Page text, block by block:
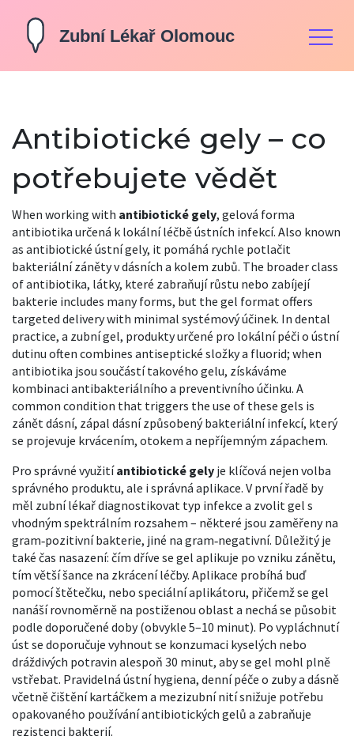
Antibiotické gely – co
potřebujete vědět
When working with antibiotické gely, gelová forma
antibiotika určená k lokální léčbě ústních infekcí. Also known
as antibiotické ústní gely, it pomáhá rychle potlačit
bakteriální záněty v dásních a kolem zubů. The broader class
ofantibiotika, látky, které zabraňují růstu nebo zabíjejí
bakterie includes many forms, but the gel format offers
targeted delivery with minimal systémový účinek. In dental
practice, a zubní gel, produkty určené pro lokální péči o ústní
dutinu often combines antiseptické složky a fluorid; when
antibiotika jsou součástí takového gelu, získáváme
kombinaci antibakteriálního a preventivního účinku. A
common condition that triggers the use of these gels is
zánět dásní, zápal dásní způsobený bakteriální infekcí, který
se projevuje krvácením, otokem a nepříjemným zápachem.
Pro správné využitíantibiotické gely je klíčová nejen volba
správného produktu, ale i správná aplikace. V první řadě by
měl zubní lékař diagnostikovat typ infekce a zvolit gel s
vhodným spektrálním rozsahem – některé jsou zaměřeny na
gram‑pozitivní bakterie, jiné na gram‑negativní. Důležitý je
také čas nasazení: čím dříve se gel aplikuje po vzniku zánětu,
tím větší šance na zkrácení léčby. Aplikace probíhá buď
pomocí štětečku, nebo speciální aplikátoru, přičemž se gel
nanáší rovnoměrně na postiženou oblast a nechá se působit
podle doporučené doby (obvykle 5–10 minut). Po vypláchnutí
úst se doporučuje vyhnout se konzumaci kyselých nebo
dráždivých potravin alespoň 30 minut, aby se gel mohl plně
vstřebat. Pravidelná ústní hygiena, denní péče o zuby a dásně
včetně čištění kartáčkem a mezizubní nitísnižuje potřebu
opakovaného používání antibiotických gelů a zabraňuje
rezistenci bakterií.